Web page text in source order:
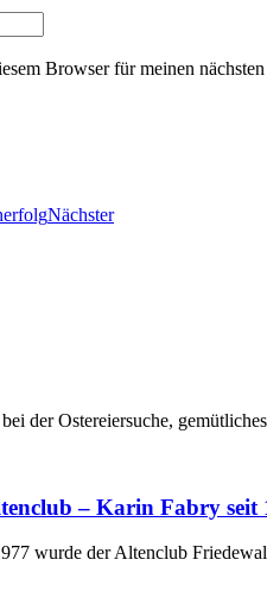
Browser für meinen
Nächster
der Ostereiersuche,
– Karin Fabry seit
wurde der Altenclub